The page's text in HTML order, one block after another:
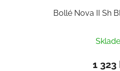
Bollé Nova II Sh
1 323